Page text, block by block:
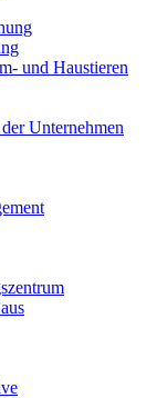
und Haustieren
Unternehmen